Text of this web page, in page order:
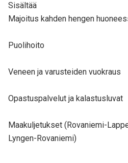
Sisältää
Majoitus kahden hengen
Puolihoito
Veneen ja varusteiden vuokraus
Opastuspalvelut ja kalastusluvat
Maakuljetukset (Rovaniemi-
Lyngen-Rovaniemi)